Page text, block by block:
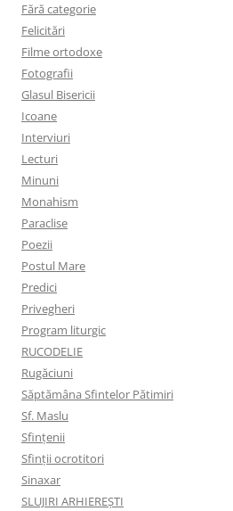
Fără categorie
Felicitări
Filme ortodoxe
Fotografii
Glasul Bisericii
Icoane
Interviuri
Lecturi
Minuni
Monahism
Paraclise
Poezii
Postul Mare
Predici
Privegheri
Program liturgic
RUCODELIE
Rugăciuni
Săptămâna Sfintelor Pătimiri
Sf. Maslu
Sfințenii
Sfinții ocrotitori
Sinaxar
SLUJIRI ARHIEREȘTI